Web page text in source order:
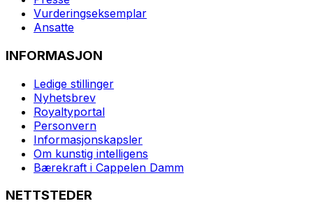
Vurderingseksemplar
Ansatte
INFORMASJON
Ledige stillinger
Nyhetsbrev
Royaltyportal
Personvern
Informasjonskapsler
Om kunstig intelligens
Bærekraft i Cappelen Damm
NETTSTEDER